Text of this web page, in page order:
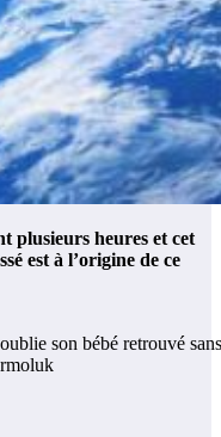
plusieurs heures et cet
est à l’origine de ce